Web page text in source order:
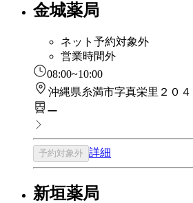
金城薬局
ネット予約対象外
営業時間外
08:00~10:00
沖縄県糸満市字真栄里２０４
ー
予約対象外 詳細
新垣薬局